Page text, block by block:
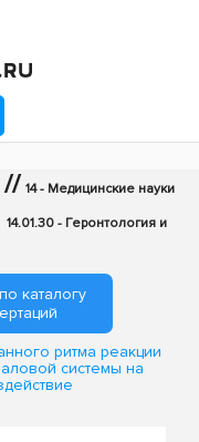
// 14 - Медицинские науки
14.01.30 - Геронтология и
каталогу
ритма реакции
системы на